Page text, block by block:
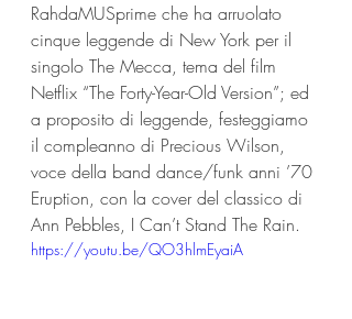
RahdaMUSprime che ha arruolato
cinque leggende di New York per il
singolo The Mecca, tema del film
Netflix “The Forty-Year-Old Version”; ed
a proposito di leggende, festeggiamo
il compleanno di Precious Wilson,
voce della band dance/funk anni ’70
Eruption, con la cover del classico di
Ann Pebbles, I Can’t Stand The Rain.
https://youtu.be/QO3hlmEyaiA